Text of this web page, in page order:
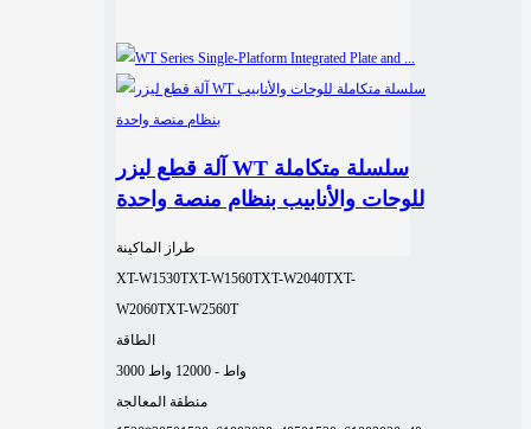
آلة قطع ليزر WT سلسلة متكاملة
للوحات والأنابيب بنظام منصة واحدة
طراز الماكينة
XT-W1530TXT-W1560TXT-W2040TXT-
W2060TXT-W2560T
الطاقة
3000 واط - 12000 واط
منطقة المعالجة